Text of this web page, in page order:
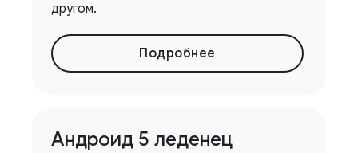
другом.
Подробнее
Андроид 5 леденец